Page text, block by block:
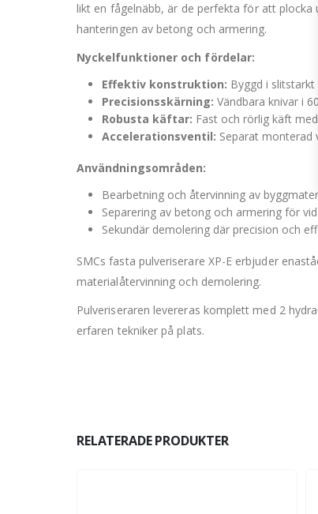
likt en fågelnäbb, är de perfekta för att
hanteringen av betong och armering.
Nyckelfunktioner och fördelar:
Effektiv konstruktion: Byggd i
Precisionsskärning: Vändbara knivar i
Robusta käftar: Fast och rörlig käft
Accelerationsventil: Separat monterad
Användningsområden:
Bearbetning och återvinning av
Separering av betong och armering för
Sekundär demolering där precision och
SMCs fasta pulveriserare XP-E erbjuder
materialåtervinning och demolering.
Pulveriseraren levereras komplett med 2
erfaren tekniker på plats.
RELATERADE PRODUKTER